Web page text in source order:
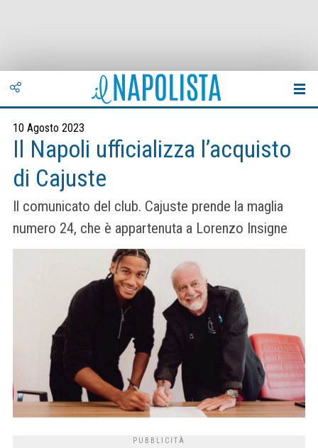
10 Agosto 2023
Il Napoli ufficializza l’acquisto
di Cajuste
Il comunicato del club. Cajuste prende la maglia
numero 24, che è appartenuta a Lorenzo Insigne